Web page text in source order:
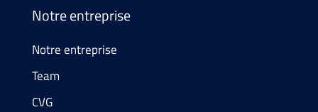
Notre entreprise
Notre entreprise
Team
CVG